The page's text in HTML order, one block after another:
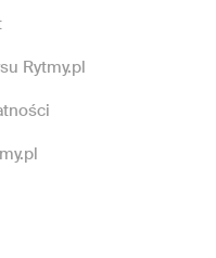
Rytmy.pl